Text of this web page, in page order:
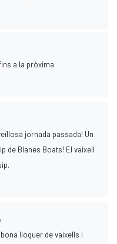
a la pròxima
jornada passada! Un
de Blanes Boats! El vaixell
lloguer de vaixells i